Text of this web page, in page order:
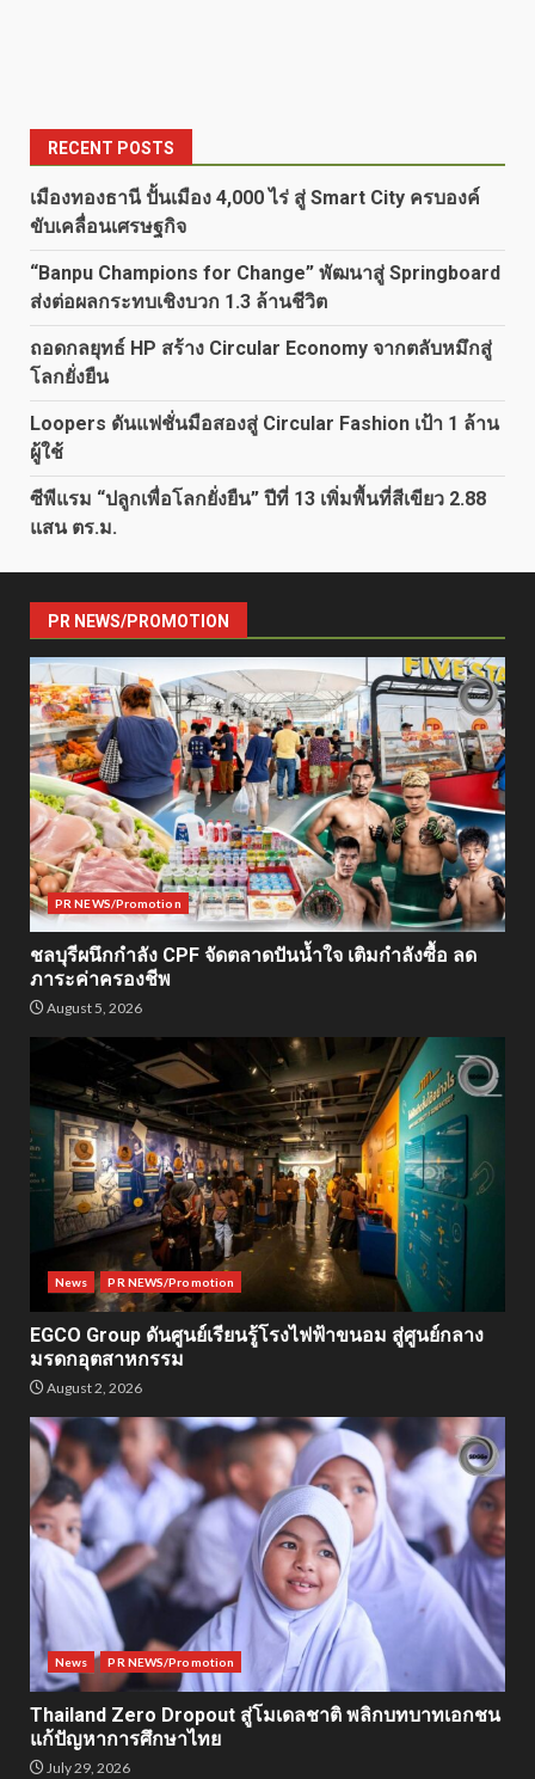
RECENT POSTS
เมืองทองธานี ปั้นเมือง 4,000 ไร่ สู่ Smart City ครบองค์
ขับเคลื่อนเศรษฐกิจ
“Banpu Champions for Change” พัฒนาสู่ Springboard
ส่งต่อผลกระทบเชิงบวก 1.3 ล้านชีวิต
ถอดกลยุทธ์ HP สร้าง Circular Economy จากตลับหมึกสู่
โลกยั่งยืน
Loopers ดันแฟชั่นมือสองสู่ Circular Fashion เป้า 1 ล้าน
ผู้ใช้
ซีพีแรม “ปลูกเพื่อโลกยั่งยืน” ปีที่ 13 เพิ่มพื้นที่สีเขียว 2.88
แสน ตร.ม.
PR NEWS/PROMOTION
PR NEWS/Promotion
ชลบุรีผนึกกำลัง CPF จัดตลาดปันน้ำใจ เติมกำลังซื้อ ลด
ภาระค่าครองชีพ
August 5, 2026
News PR NEWS/Promotion
EGCO Group ดันศูนย์เรียนรู้โรงไฟฟ้าขนอม สู่ศูนย์กลาง
มรดกอุตสาหกรรม
August 2, 2026
News PR NEWS/Promotion
Thailand Zero Dropout สู่โมเดลชาติ พลิกบทบาทเอกชน
แก้ปัญหาการศึกษาไทย
July 29, 2026